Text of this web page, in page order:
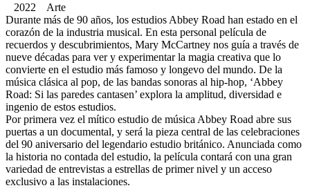
2022 Arte
Durante más de 90 años, los estudios Abbey Road han estado en el
corazón de la industria musical. En esta personal película de
recuerdos y descubrimientos, Mary McCartney nos guía a través de
nueve décadas para ver y experimentar la magia creativa que lo
convierte en el estudio más famoso y longevo del mundo. De la
música clásica al pop, de las bandas sonoras al hip-hop, ‘Abbey
Road: Si las paredes cantasen’ explora la amplitud, diversidad e
ingenio de estos estudios.
Por primera vez el mítico estudio de música Abbey Road abre sus
puertas a un documental, y será la pieza central de las celebraciones
del 90 aniversario del legendario estudio británico. Anunciada como
la historia no contada del estudio, la película contará con una gran
variedad de entrevistas a estrellas de primer nivel y un acceso
exclusivo a las instalaciones.